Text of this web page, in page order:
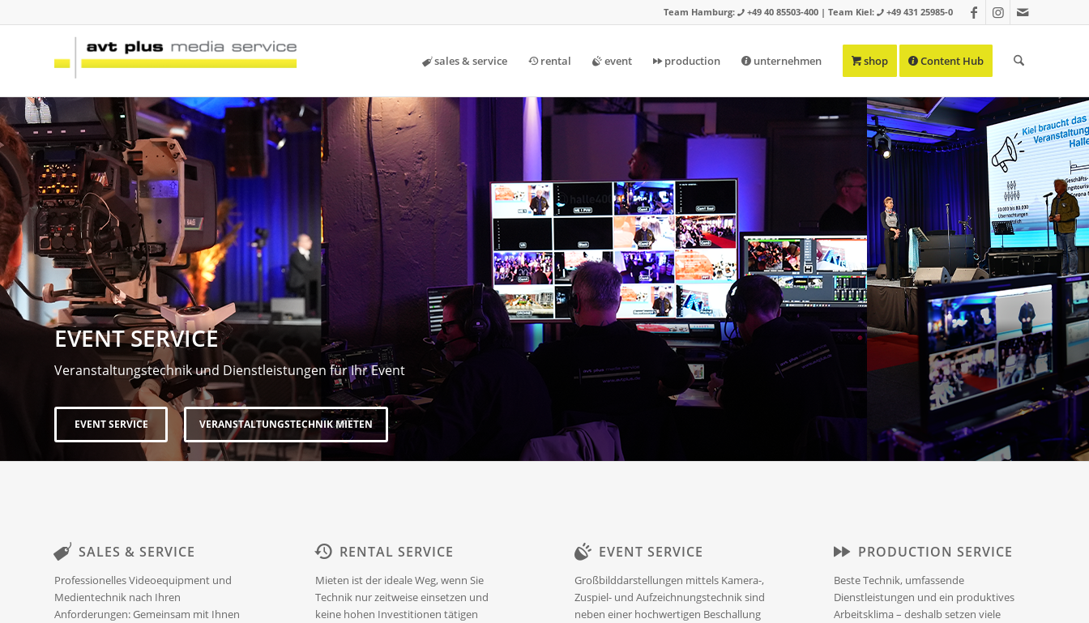
Team Hamburg: +49 40 85503-400 | Team Kiel: +49 431 25985-0
sales & service rental event production unternehmen shop Content Hub
EVENT SERVICE
Veranstaltungstechnik und Dienstleistungen für Ihr Event
EVENT SERVICE VERANSTALTUNGSTECHNIK MIETEN
SALES & SERVICE
Professionelles Videoequipment und
Medientechnik nach Ihren
Anforderungen: Gemeinsam mit Ihnen
RENTAL SERVICE
Mieten ist der ideale Weg, wenn Sie
Technik nur zeitweise einsetzen und
keine hohen Investitionen tätigen
EVENT SERVICE
Großbilddarstellungen mittels Kamera-,
Zuspiel- und Aufzeichnungstechnik sind
neben einer hochwertigen Beschallung
PRODUCTION SERVICE
Beste Technik, umfassende
Dienstleistungen und ein produktives
Arbeitsklima – deshalb setzen viele